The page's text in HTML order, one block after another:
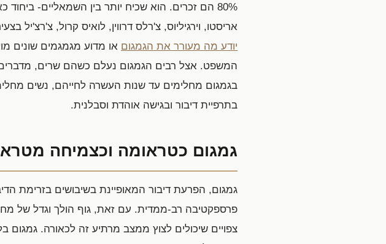
80% הם זכרים. הוא שכיח יותר בין השמאליים-
אריסטו, וירגיליוס, צ'רלס דרווין, לואיס קרול, צ'רצ'יל
יודע מה מעורר את הגמגום או מדוע מגמגמים שונים
המשפט. אצל רבים הגמגום נעלם כשהם שרים, מדברים
בגמגום מחלימים עד שנות העשרה לחייהם, נשים
בתרפיית דיבור ובגישה אוהדת וסבלנית.
גמגום כטראומה וכצמיחה
גמגום, הפרעת דיבור המאופיינת בשיבושים בזרימת
פרספקטיבה רב-ממדית. עם זאת, גוף הולך וגדל של
צפויים שיכולים לצוץ ממצב מרתיע זה לכאורה. גמגום